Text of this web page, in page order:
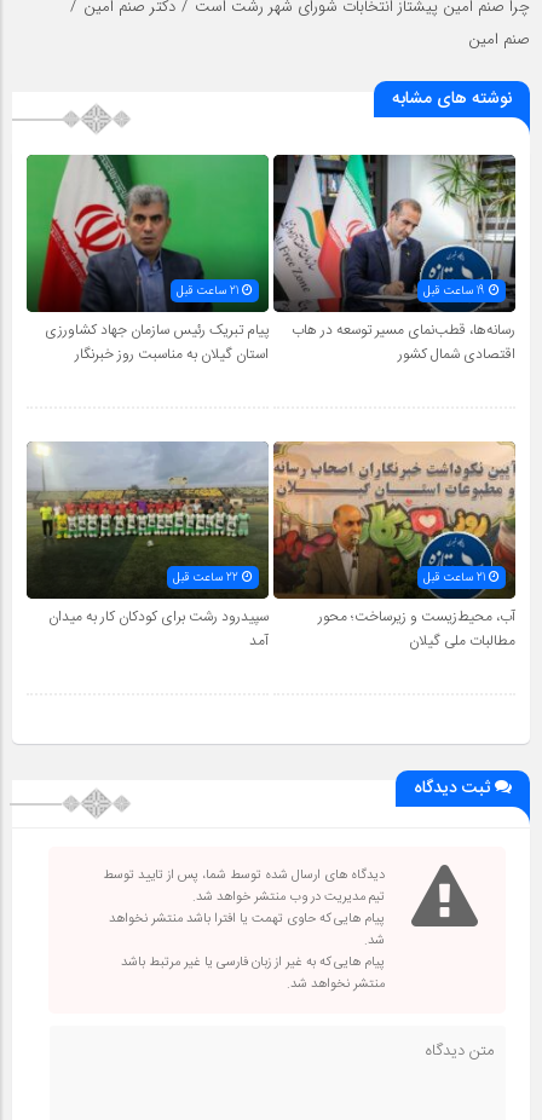
چرا صنم امین پیشتاز انتخابات شورای شهر رشت است دکتر صنم امین
صنم امین
نوشته های مشابه
رسانه‌ها، قطب‌نمای مسیر توسعه در هاب
اقتصادی شمال كشور
پیام تبریک رئیس سازمان جهاد کشاورزی
استان گیلان به‌ مناسبت روز خبرنگار
21 ساعت قبل
آب، محیط‌زیست و زیرساخت؛ محور
مطالبات ملی گیلان
سپیدرود رشت برای کودکان کار به میدان
آمد
ثبت دیدگاه
دیدگاه های ارسال شده توسط شما، پس از تایید توسط
تیم مدیریت در وب منتشر خواهد شد.
پیام هایی که حاوی تهمت یا افترا باشد منتشر نخواهد
شد.
پیام هایی که به غیر از زبان فارسی یا غیر مرتبط باشد
منتشر نخواهد شد.